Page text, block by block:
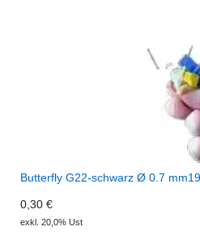
Butterfly G22-schwarz Ø 0.7
0,30 €
exkl. 20,0% Ust